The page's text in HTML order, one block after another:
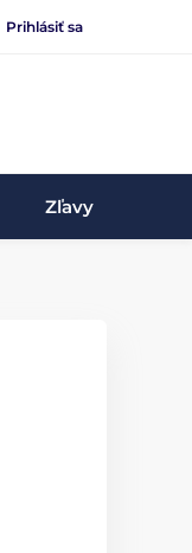
Prihlásiť sa
Zľavy